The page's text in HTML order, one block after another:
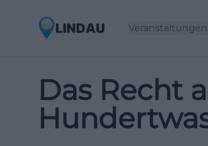
Veranstaltungen
Das Recht